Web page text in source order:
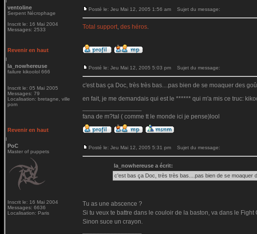
ventoline
Serpent Nécrophage
Inscrit le: 16 Mai 2004
Messages: 2533
Posté le: Jeu Mai 12, 2005 1:56 am Sujet du message:
Total support, des héros.
Revenir en haut
la_nowhereuse
failure kikoolol 666
Inscrit le: 05 Mai 2005
Messages: 79
Localisation: bretagne, ville
pom
Posté le: Jeu Mai 12, 2005 5:03 pm Sujet du message:
c'est bas ça Doc, très très bas....pas bien de se moaquer des
en fait, je me demandais qui est le ****** qui m'a mis ce truc:
fana de m?tal ( comme tt le monde ici je pense)lool
Revenir en haut
PoC
Master of puppets
Inscrit le: 16 Mai 2004
Messages: 6636
Localisation: Paris
Posté le: Jeu Mai 12, 2005 5:31 pm Sujet du message:
la_nowhereuse a écrit:
c'est bas ça Doc, très très bas....pas bien de se moaquer
Tu as une abscence ?
Si tu veux te battre dans le couloir de la baston, va dans le Fight
Sinon suce un crayon.